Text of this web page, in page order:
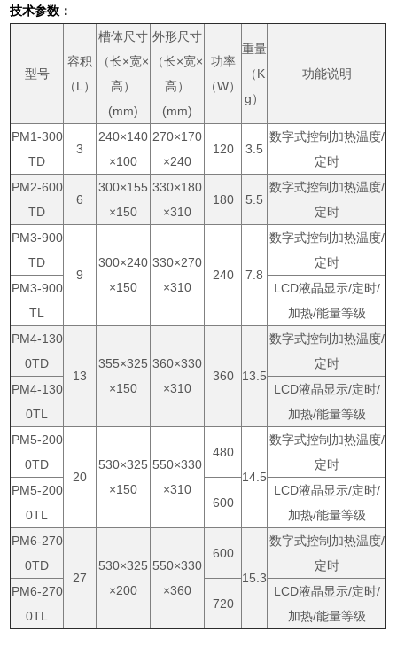
技术参数：
型号
容积
（L）
槽体尺寸
（长×宽×
高）
(mm)
外形尺寸
（长×宽×
高）
(mm)
功率
（W）
重量
（K
g）
功能说明
PM1-300
TD
3
240×140
×100
270×170
×240
120 3.5
数字式控制加热温度/
定时
PM2-600
TD
6
300×155
×150
330×180
×310
180 5.5
数字式控制加热温度/
定时
PM3-900
TD
9
300×240
×150
330×270
×310
240 7.8
数字式控制加热温度/
定时
PM3-900
TL
LCD液晶显示/定时/
加热/能量等级
PM4-130
0TD
13
355×325
×150
360×330
×310
360 13.5
数字式控制加热温度/
定时
PM4-130
0TL
LCD液晶显示/定时/
加热/能量等级
PM5-200
0TD
20
530×325
×150
550×330
×310
480
14.5
数字式控制加热温度/
定时
PM5-200
0TL
600
LCD液晶显示/定时/
加热/能量等级
PM6-270
0TD
27
530×325
×200
550×330
×360
600
15.3
数字式控制加热温度/
定时
PM6-270
0TL
720
LCD液晶显示/定时/
加热/能量等级